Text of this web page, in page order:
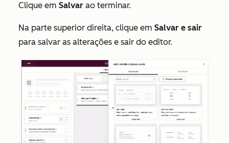
Clique em Salvar ao terminar.
Na parte superior direita, clique em Salvar e sair
para salvar as alterações e sair do editor.